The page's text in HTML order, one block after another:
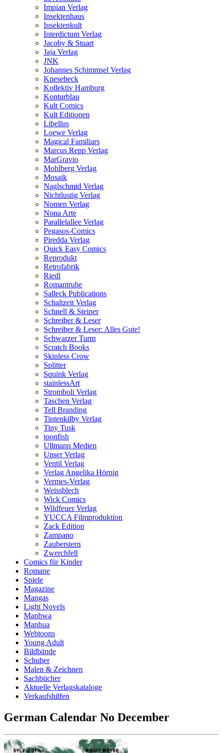
Impian Verlag
Insektenhaus
Insektenkult
Interdictum Verlag
Jacoby & Stuart
Jaja Verlag
JNK
Johannes Schimmsel Verlag
Knesebeck
Kollektiv Hamburg
Konturblau
Kult Comics
Kult Editionen
Libellus
Loewe Verlag
Magical Familiars
Marcus Repp Verlag
MarGravio
Mohlberg Verlag
Mosaik
Naglschmid Verlag
Nichtlustig Verlag
Nomen Verlag
Nona Arte
Parallelallee Verlag
Pegasos-Comics
Piredda Verlag
Quick Easy Comics
Reprodukt
Retrofabrik
Riedl
Romantruhe
Salleck Publications
Schaltzeit Verlag
Schnell & Steiner
Schreiber & Leser
Schreiber & Leser: Alles Gute!
Schwarzer Turm
Scratch Books
Skinless Crow
Splitter
Squink Verlag
stainlessArt
Stromboli Verlag
Taschen Verlag
Tell Branding
Tintenkilby Verlag
Tiny Tusk
toonfish
Ullmann Medien
Unser Verlag
Ventil Verlag
Verlag Angelika Hörnig
Vermes-Verlag
Weissblech
Wick Comics
Wildfeuer Verlag
YUCCA Filmproduktion
Zack Edition
Zampano
Zauberstern
Zwerchfell
Comics für Kinder
Romane
Spiele
Magazine
Mangas
Light Novels
Manhwa
Manhua
Webtoons
Young Adult
Bildbände
Schuber
Malen & Zeichnen
Sachbücher
Aktuelle Verlagskataloge
Verkaufshilfen
German Calendar No December